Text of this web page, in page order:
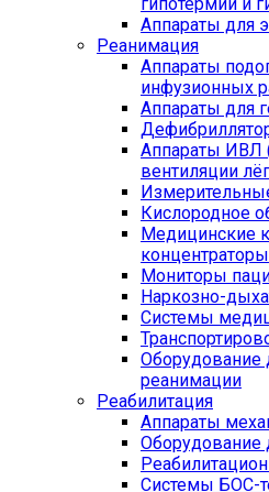
Аппараты для
Реанимация
Аппараты
инфузионных
Аппараты для
Аппараты ИВЛ
вентиляции
Кислородное
Медицинские
концентраторы
Мониторы
Наркозно-
Системы
Оборудование
реанимации
Реабилитация
Аппараты
Оборудование
Системы БОС-